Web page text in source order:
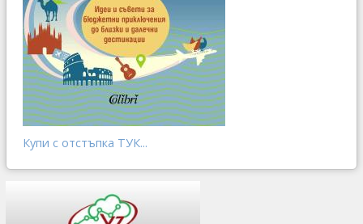
Купи с отстъпка ТУК...